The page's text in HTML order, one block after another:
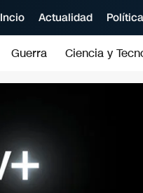
Incio Actualidad Política
Guerra Ciencia y